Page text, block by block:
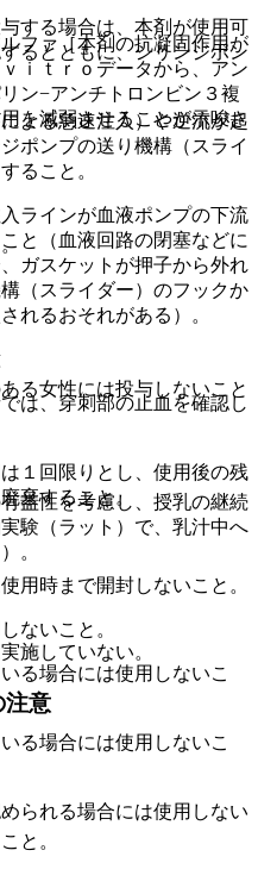
する場合は、本剤が使用可
るとともに、シリンジポン
よる急速注入）や逆流が起
ポンプの送り機構（スライ
ること。
ラインが血液ポンプの下流
と（血液回路の閉塞などに
ガスケットが押子から外れ
（スライダー）のフックか
れるおそれがある）。
は、穿刺部の止血を確認し
１回限りとし、使用後の残
棄すること。
用時まで開封しないこと。
ないこと。
る場合には使用しないこ
る場合には使用しないこ
られる場合には使用しない
ァ［本剤の抗凝固作用が
ｉｔｒｏデータから、アン
ン−アンチトロンビン３複
を減弱させることが示唆さ
る女性には投与しないこと
益性を考慮し、授乳の継続
験（ラット）で、乳汁中へ
。
施していない。
注意
と。